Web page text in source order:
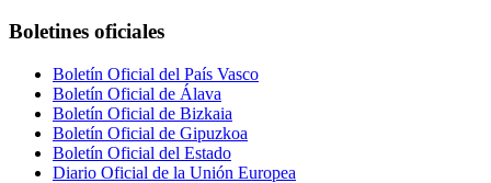
Boletines oficiales
Boletín Oficial del País Vasco
Boletín Oficial de Álava
Boletín Oficial de Bizkaia
Boletín Oficial de Gipuzkoa
Boletín Oficial del Estado
Diario Oficial de la Unión Europea